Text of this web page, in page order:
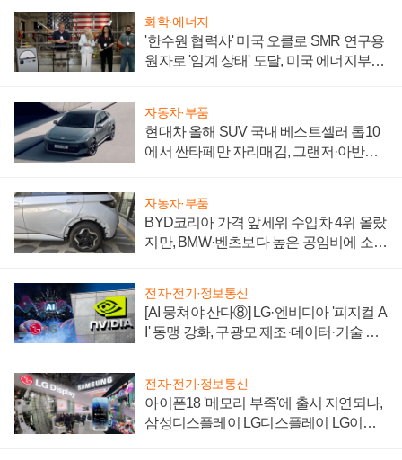
화학·에너지
'한수원 협력사' 미국 오클로 SMR 연구용
원자로 '임계 상태' 도달, 미국 에너지부
자동차·부품
현대차 올해 SUV 국내 베스트셀러 톱10
에서 싼타페만 자리매김, 그랜저·아반떼
자동차·부품
BYD코리아 가격 앞세워 수입차 4위 올랐
지만, BMW·벤츠보다 높은 공임비에 소비
전자·전기·정보통신
[AI 뭉쳐야 산다⑧] LG·엔비디아 '피지컬 A
I' 동맹 강화, 구광모 제조·데이터·기술 결
전자·전기·정보통신
아이폰18 '메모리 부족'에 출시 지연되나,
삼성디스플레이 LG디스플레이 LG이노